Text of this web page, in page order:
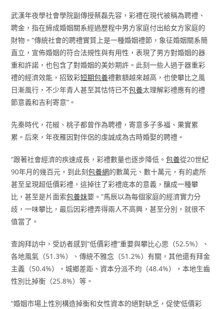
武漢年夜學社會學院副傳授蔡磊先容，彩禮在現代被稱為聘禮、
聘金，指在締成婚姻關系經過歷程中男方家庭付出給女方家庭的
財物。“傳統社會的聘禮實質上是一種婚姻禮節，象征婚姻關系簡
直立，宣佈婚姻的符合法規性與有用性，表現了男方對婚姻的器
重和許諾，也包含了對婚姻的美妙期許。此刻一些人過于器重彩
禮的經濟效能，招致彩短期包養禮數額越來越高，也使攀比之風
日漸風行，不少年青人甚至其怙恃已不包養太理解彩禮應有的禮
節意義和吉利寄意”。
先秦時代，花椒、桃子都曾作為聘禮，寄意多子多福、果實累
累。后來，年夜雁因對伴侶的虔誠成為古時婚娶的聘禮。
“跟著社會經濟的疾速成長，彩禮數量也逐步降低。包養從20世紀
90年月的幾百元，到此刻包養網的數萬元、數十萬元，有的處所
甚至呈現超低價彩禮，這掉往了彩禮底本的意義，釀成一種攀
比，甚至是片面索包養妹要。”馬辰以為每個家庭的經濟實力分
歧，一味攀比，最后因彩禮弄得兩人不高興，甚至分別，就很不
值當了。
查詢拜訪中，受訪者感到“低價彩禮”重要與攀比心思（52.5%）、
各地風氣（51.3%）、傳統不雅念（51.2%）有關，其他還有拜金
主義（50.4%），城鄉差距、資本分派不均（48.4%），本地生齒
性別比掉衡（25.8%）等。
“婚姻市場上性別構造掉衡和女性資本的絕對缺乏，促使‘低價彩